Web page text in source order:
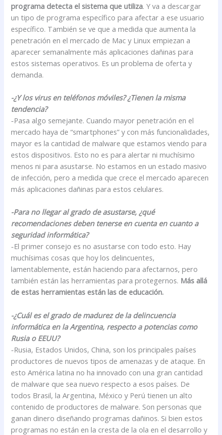
programa detecta el sistema que utiliza. Y va a descargar
un tipo de programa específico para afectar a ese usuario
específico. También se ve que a medida que aumenta la
penetración en el mercado de Mac y Linux empiezan a
aparecer semanalmente más aplicaciones dañinas para
estos sistemas operativos. Es un problema de oferta y
demanda.
-¿Y los virus en teléfonos móviles? ¿Tienen la misma
tendencia?
-Pasa algo semejante. Cuando mayor penetración en el
mercado haya de “smartphones” y con más funcionalidades,
mayor es la cantidad de malware que estamos viendo para
estos dispositivos. Esto no es para alertar ni muchísimo
menos ni para asustarse. No estamos en un estado masivo
de infección, pero a medida que crece el mercado aparecen
más aplicaciones dañinas para estos celulares.
-Para no llegar al grado de asustarse, ¿qué
recomendaciones deben tenerse en cuenta en cuanto a
seguridad informática?
-El primer consejo es no asustarse con todo esto. Hay
muchísimas cosas que hoy los delincuentes,
lamentablemente, están haciendo para afectarnos, pero
también están las herramientas para protegernos. Más allá
de estas herramientas están las de educación.
-¿Cuál es el grado de madurez de la delincuencia
informática en la Argentina, respecto a potencias como
Rusia o EEUU?
-Rusia, Estados Unidos, China, son los principales países
productores de nuevos tipos de amenazas y de ataque. En
esto América latina no ha innovado con una gran cantidad
de malware que sea nuevo respecto a esos países. De
todos Brasil, la Argentina, México y Perú tienen un alto
contenido de productores de malware. Son personas que
ganan dinero diseñando programas dañinos. Si bien estos
programas no están en la cresta de la ola en el desarrollo y